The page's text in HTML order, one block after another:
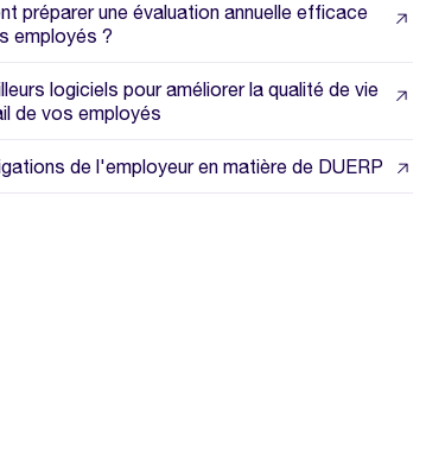
préparer une évaluation annuelle efficace
employés ?
logiciels pour améliorer la qualité de vie
de vos employés
de l'employeur en matière de DUERP